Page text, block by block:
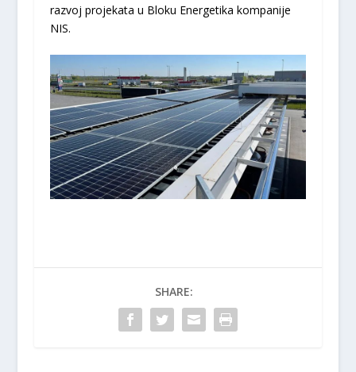
razvoj projekata u Bloku Energetika kompanije
NIS.
SHARE: